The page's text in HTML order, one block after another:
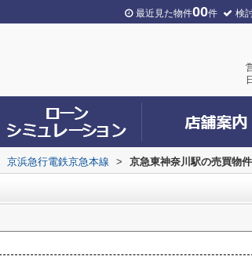
最近見た物件00件 検
京浜急行電鉄京急本線 > 京急東神奈川駅の売買物件